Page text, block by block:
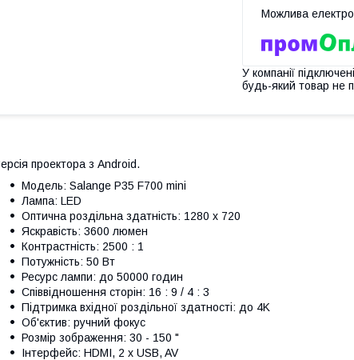
У компанії
будь-який товар не
проектора з Android.
Модель: Salange P35 F700 mini
Лампа: LED
Оптична роздільна здатність: 1280 x 720
Яскравість: 3600 люмен
Контрастність: 2500 : 1
Потужність: 50 Вт
Ресурс лампи: до 50000 годин
Співвідношення сторін: 16 : 9 / 4 : 3
Підтримка вхідної роздільної здатності: до 4K
Об'єктив: ручний фокус
Розмір зображення: 30 - 150 "
Інтерфейс: HDMI, 2 x USB, AV